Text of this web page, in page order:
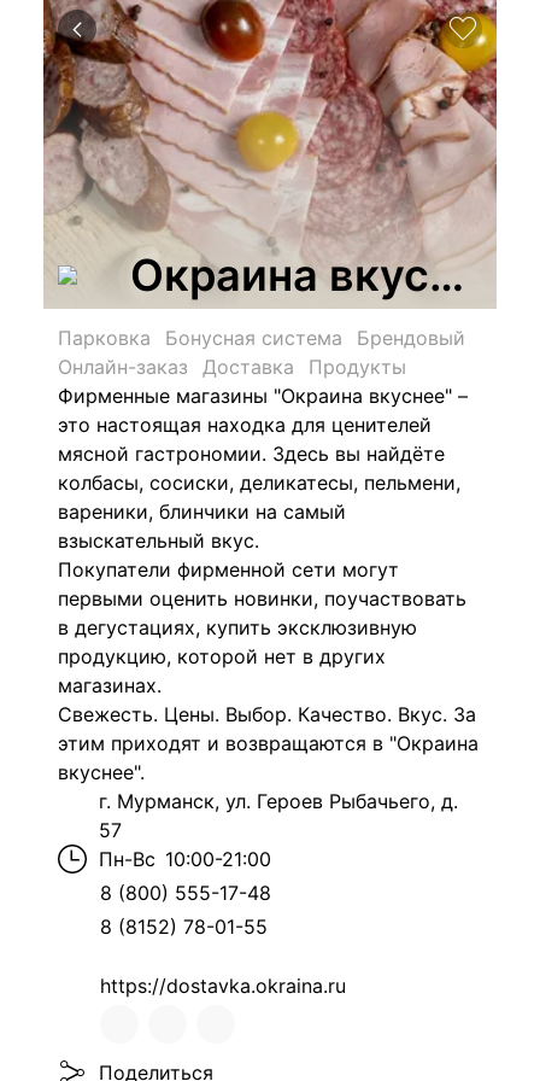
Окраина вкуснее,
Парковка Бонусная система
Брендовый
Онлайн-заказ
Доставка
Продукты
Фирменные магазины "Окраина вкуснее" –
это настоящая находка для ценителей
мясной гастрономии. Здесь вы найдёте
колбасы, сосиски, деликатесы, пельмени,
вареники, блинчики на самый
взыскательный вкус.
Покупатели фирменной сети могут
первыми оценить новинки, поучаствовать
в дегустациях, купить эксклюзивную
продукцию, которой нет в других
магазинах.
Свежесть. Цены. Выбор. Качество. Вкус. За
этим приходят и возвращаются в "Окраина
вкуснее".
г. Мурманск, ул. Героев Рыбачьего, д.
57
Пн-Вс 10:00-21:00
8 (800) 555-17-48
8 (8152) 78-01-55
https://dostavka.okraina.ru
Поделиться